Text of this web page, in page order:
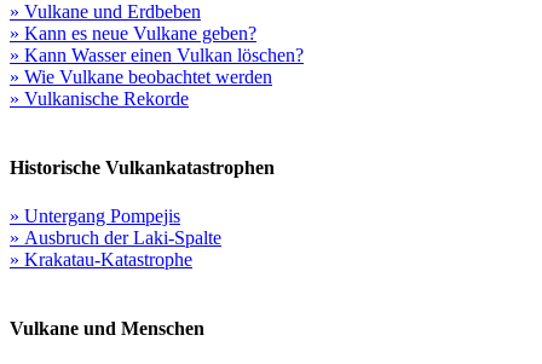
» Vulkane und Erdbeben
» Kann es neue Vulkane geben?
» Kann Wasser einen Vulkan löschen?
» Wie Vulkane beobachtet werden
» Vulkanische Rekorde
Historische Vulkankatastrophen
» Untergang Pompejis
» Ausbruch der Laki-Spalte
» Krakatau-Katastrophe
Vulkane und Menschen